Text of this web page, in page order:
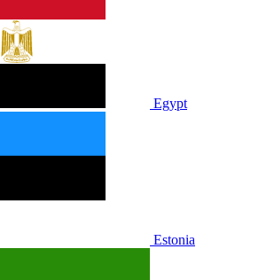
Egypt
Estonia